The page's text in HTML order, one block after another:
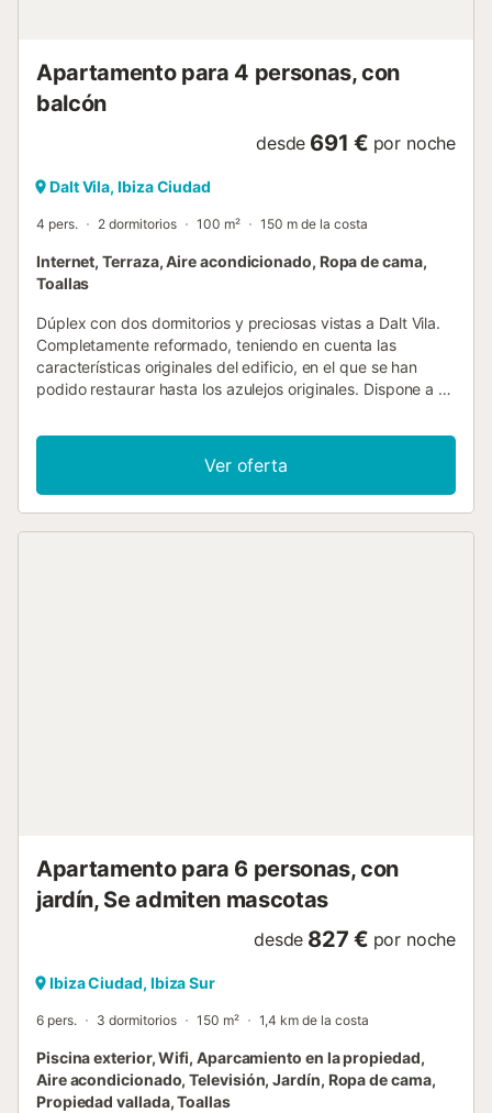
Apartamento para 4 personas, con
balcón
desde 691 € por noche
Dalt Vila, Ibiza Ciudad
4 pers. 2 dormitorios 100 m² 150 m de la costa
Internet, Terraza, Aire acondicionado, Ropa de cama,
Toallas
Dúplex con dos dormitorios y preciosas vistas a Dalt Vila.
Completamente reformado, teniendo en cuenta las
características originales del edificio, en el que se han
podido restaurar hasta los azulejos originales. Dispone a su
terraza, así como con estilosos y coquetos espacios de
lectura, relax y TV, para descansar y sentarse a comer
tranquilamente, todo ello ubicado en la zona de La Marina
muy cerca de la entrada a Dalt Vila, en una calle luminosa
Ver oferta
Apartamento para 6 personas, con
jardín, Se admiten mascotas
desde 827 € por noche
Ibiza Ciudad, Ibiza Sur
6 pers. 3 dormitorios 150 m² 1,4 km de la costa
Piscina exterior, Wifi, Aparcamiento en la propiedad,
Aire acondicionado, Televisión, Jardín, Ropa de cama,
Propiedad vallada, Toallas